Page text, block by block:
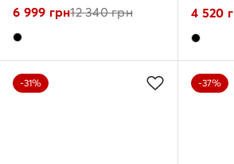
6 999 грн12 340грн 4 520
-31% -37%